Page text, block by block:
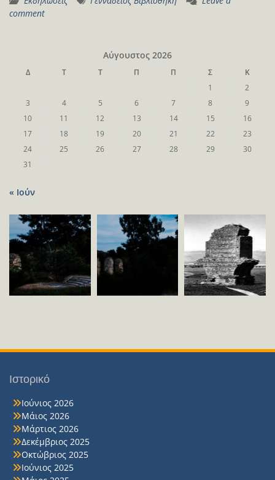
comment
Αύγουστος 2026
Δ Τ Τ Π Π Σ
Κ
1
2
3
4 5 6 7 8
9
10
11 12 13 14 15
16
17
18 19 20 21 22
23
24
25 26 27 28 29
30
31
« Ιούν
Ιστορικό
Ιούνιος 2026
Μάιος 2026
Μάρτιος 2026
Δεκέμβριος 2025
Οκτώβριος 2025
Ιούνιος 2025